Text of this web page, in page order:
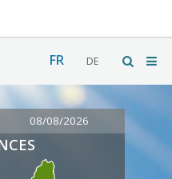
FR DE
08/08/2026